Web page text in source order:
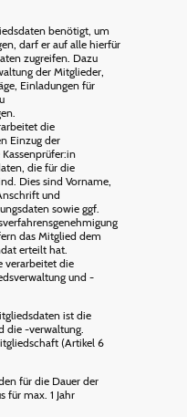
benötigt, um
darf er auf alle hierfür
zugreifen. Dazu
der Mitglieder,
Einladungen für
die
Einzug der
die für die
Dies sind Vorname,
und
sowie ggf.
das Mitglied dem
erteilt hat.
verarbeitet die
und -
ist die
die -verwaltung.
(Artikel 6
für die Dauer der
für max. 1 Jahr